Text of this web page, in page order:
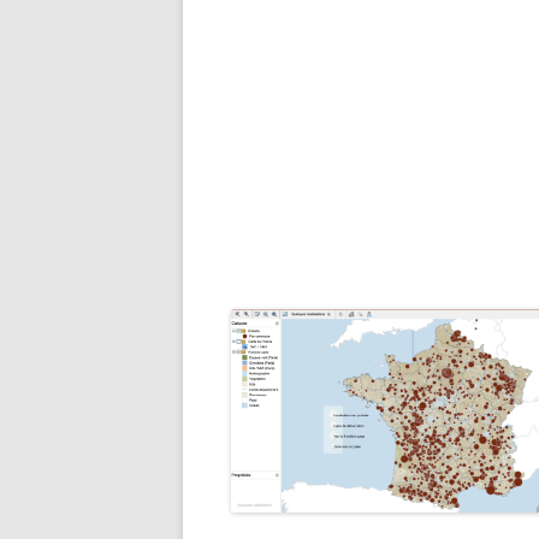
L’ÉTRANGER
RECHERCHER UN BAGNARD
FAIRE UNE RECHERCHE AUX
ARCHIVES FÉDÉRALES
ALLEMANDES (BUNDESARCHIV)
30/
ETAT
DE
1940)